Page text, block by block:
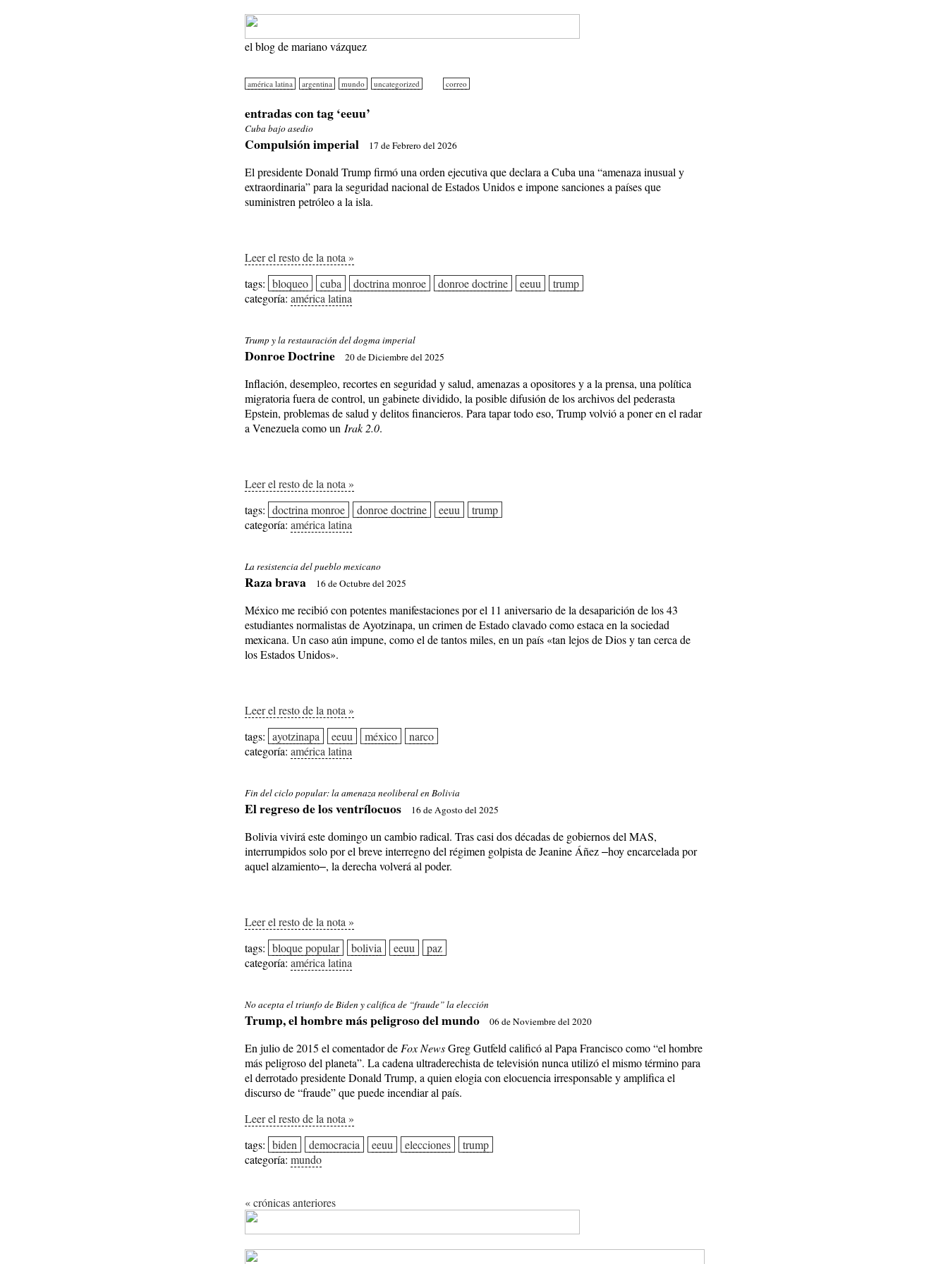
el blog de mariano vázquez
américa latina argentina mundo uncategorized correo
entradas con tag ‘eeuu’
Cuba bajo asedio
Compulsión imperial 17 de Febrero del 2026
El presidente Donald Trump firmó una orden ejecutiva que declara a Cuba una “amenaza inusual y
extraordinaria” para la seguridad nacional de Estados Unidos e impone sanciones a países que
suministren petróleo a la isla.
Leer el resto de la nota »
tags: bloqueo cuba doctrina monroe donroe doctrine eeuu
trump
categoría: américa latina
Trump y la restauración del dogma imperial
Donroe Doctrine 20 de Diciembre del 2025
Inflación, desempleo, recortes en seguridad y salud, amenazas a opositores y a la prensa, una política
migratoria fuera de control, un gabinete dividido, la posible difusión de los archivos del pederasta
Epstein, problemas de salud y delitos financieros. Para tapar todo eso, Trump volvió a poner en el radar
a Venezuela como un Irak 2.0.
Leer el resto de la nota »
tags: doctrina monroe donroe doctrine eeuu
trump
categoría: américa latina
La resistencia del pueblo mexicano
Raza brava 16 de Octubre del 2025
México me recibió con potentes manifestaciones por el 11 aniversario de la desaparición de los 43
estudiantes normalistas de Ayotzinapa, un crimen de Estado clavado como estaca en la sociedad
mexicana. Un caso aún impune, como el de tantos miles, en un país «tan lejos de Dios y tan cerca de
los Estados Unidos».
Leer el resto de la nota »
tags: ayotzinapa eeuu méxico
narco
categoría: américa latina
Fin del ciclo popular: la amenaza neoliberal en Bolivia
El regreso de los ventrílocuos 16 de Agosto del 2025
Bolivia vivirá este domingo un cambio radical. Tras casi dos décadas de gobiernos del MAS,
interrumpidos solo por el breve interregno del régimen golpista de Jeanine Áñez ‒hoy encarcelada por
aquel alzamiento‒, la derecha volverá al poder.
Leer el resto de la nota »
tags: bloque popular bolivia eeuu
paz
categoría: américa latina
No acepta el triunfo de Biden y califica de “fraude” la elección
Trump, el hombre más peligroso del mundo 06 de Noviembre del 2020
En julio de 2015 el comentador de Fox NewsGreg Gutfeld calificó al Papa Francisco como “el hombre
más peligroso del planeta”. La cadena ultraderechista de televisión nunca utilizó el mismo término para
el derrotado presidente Donald Trump, a quien elogia con elocuencia irresponsable y amplifica el
discurso de “fraude” que puede incendiar al país.
Leer el resto de la nota »
tags: biden democracia eeuu elecciones
trump
categoría: mundo
« crónicas anteriores